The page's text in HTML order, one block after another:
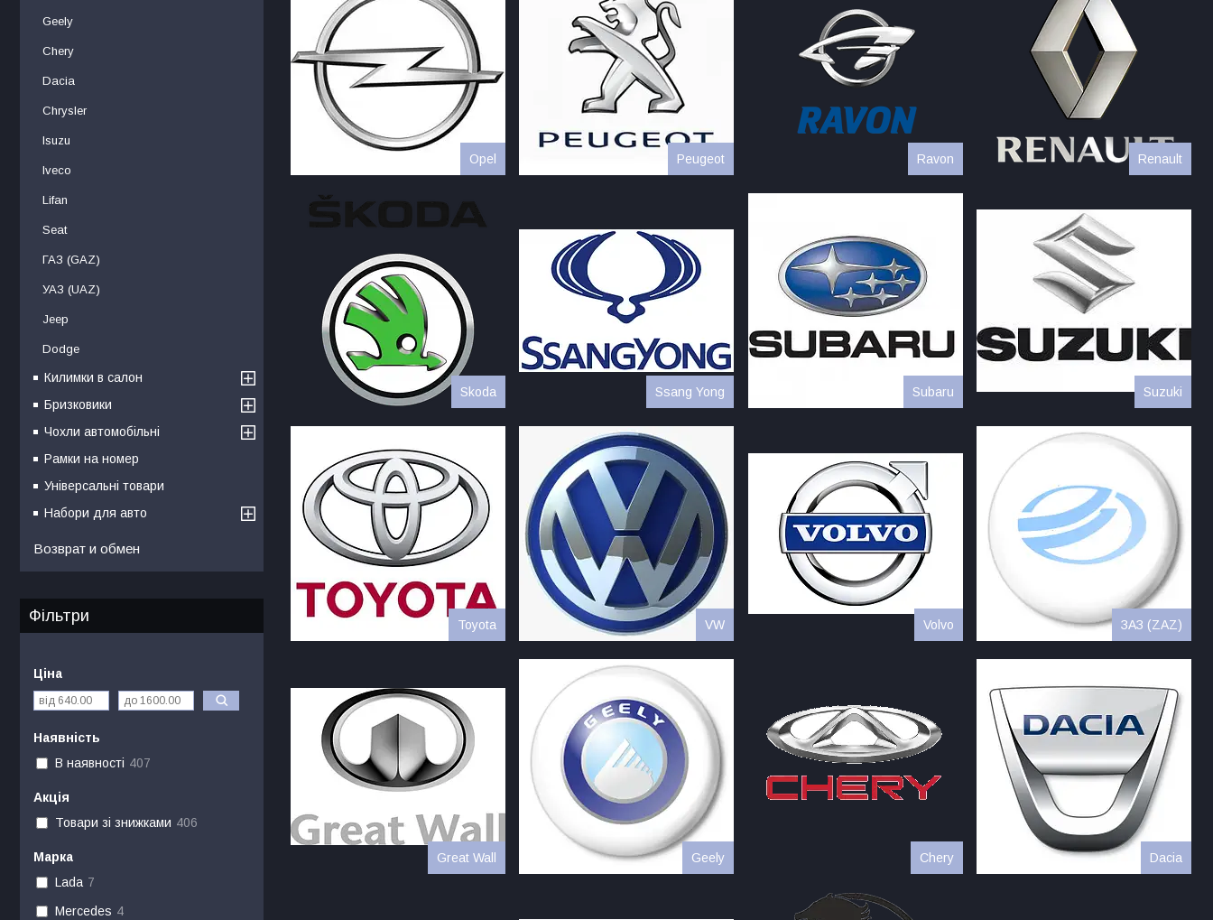
Opel Peugeot Ravon Renault
Skoda Ssang Yong Subaru Suzuki
Toyota VW Volvo ЗАЗ (ZAZ)
Great Wall Geely Chery Dacia
Geely
Chery
Dacia
Chrysler
Isuzu
Iveco
Lifan
Seat
ГАЗ (GAZ)
УАЗ (UAZ)
Jeep
Dodge
Килимки в салон
Бризковики
Чохли автомобільні
Рамки на номер
Універсальні товари
Набори для авто
Возврат и обмен
Фільтри
Ціна
Наявність
В наявності 407
Акція
Товари зі знижками 406
Марка
Lada 7
Mercedes 4